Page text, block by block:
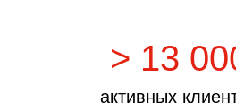
> 13
активных